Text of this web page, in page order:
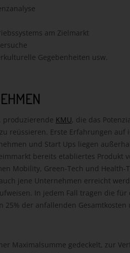
am Zielmarkt
Gegebenheiten usw.
produzierende KMU, die das
reüssieren. Erste Erfahrungen auf
und Start Ups liegen
bereits etabliertes Produkt
Mobility, Green-Tech und Health-
jene Unternehmen erreicht
In jedem Fall tragen die für
der anfallenden Gesamtkosten
Maximalsumme gedeckelt, zur